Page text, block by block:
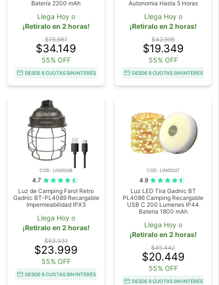
Batería 2200 mAh
Llega Hoy o
¡Retiralo en 2 horas!
$75.887
$34.149
55% OFF
DESDE 6 CUOTAS SIN INTERÉS
Autonomia Hasta 5 Horas
Llega Hoy o
¡Retiralo en 2 horas!
$42.998
$19.349
55% OFF
DESDE 6 CUOTAS SIN INTERÉS
COD. LIN00148
4.7
Luz de Camping Farol Retro
Gadnic BT-PL4089 Recargable
Impermeabilidad IPX3
Llega Hoy o
¡Retiralo en 2 horas!
$53.331
$23.999
55% OFF
DESDE 6 CUOTAS SIN INTERÉS
COD. LIN00147
4.9
Luz LED Tira Gadnic BT
PL4086 Camping Recargable
USB C 200 Lumenes IP44
Bateria 1800 mAh
Llega Hoy o
¡Retiralo en 2 horas!
$45.442
$20.449
55% OFF
DESDE 6 CUOTAS SIN INTERÉS